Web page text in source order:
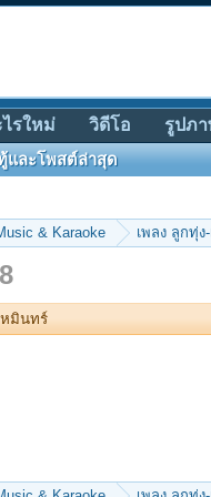
& Karaoke เพลง ลูกทุ่ง
หมินทร์
และโพสต์ล่าสุด
รใหม่ วิดีโอ รูปภ